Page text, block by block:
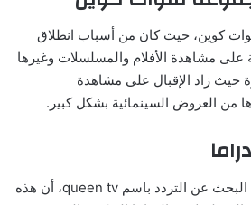
كوين، حيث كان من أسباب انطلاق
على مشاهدة الأفلام والمسلسلات وغيرها
حيث زاد الإقبال على مشاهدة
من العروض السينمائية بشكل كبير.
تظهر قناه كوين دراما عند البحث عن التردد باسم queen tv، أن هذه